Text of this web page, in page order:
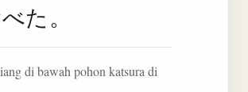
た。
di bawah pohon katsura di